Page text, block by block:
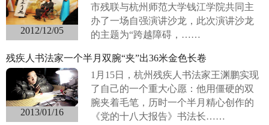
2012/12/05
市残联与杭州师范大学钱江学院共同主
办了一场自强演讲沙龙，此次演讲沙龙
的主题为“跨越障碍，……
残疾人书法家一个半月双腕“夹”出36米金色长卷
2013/01/16
1月15日，杭州残疾人书法家王渊鹏实现
了自己的一个重大心愿：他用僵硬的双
腕夹着毛笔，历时一个半月精心创作的
《党的十八大报告》书法长……